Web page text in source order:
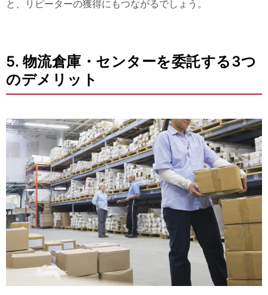
と、リピーターの獲得にもつながるでしょう。
5. 物流倉庫・センターを委託する3つ
のデメリット